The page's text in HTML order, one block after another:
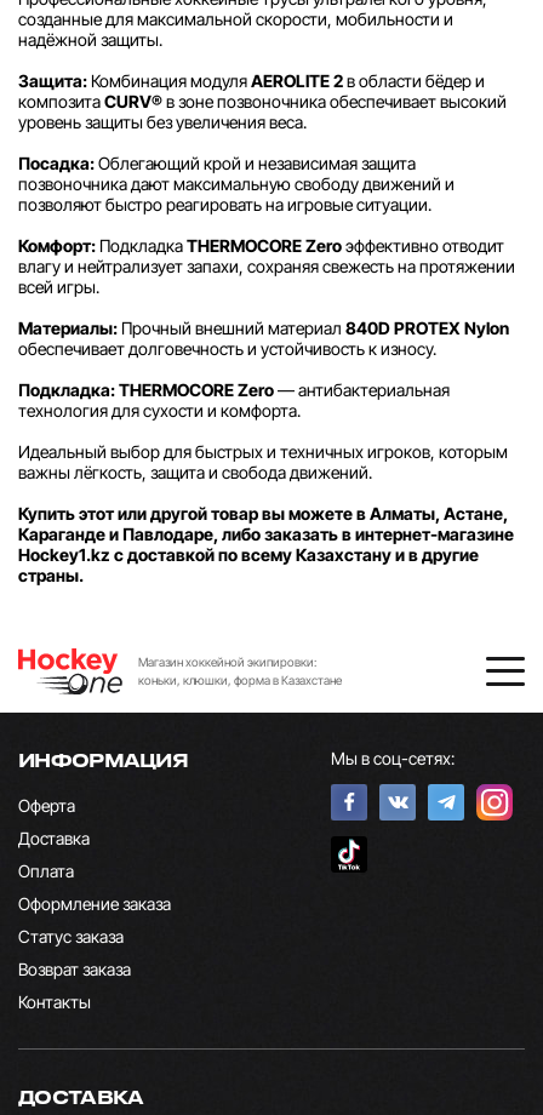
созданные для максимальной скорости, мобильности и
надёжной защиты.
Защита:Комбинация модуляAEROLITE 2в области бёдер и
композитаCURV®в зоне позвоночника обеспечивает высокий
уровень защиты без увеличения веса.
Посадка:Облегающий крой и независимая защита
позвоночника дают максимальную свободу движений и
позволяют быстро реагировать на игровые ситуации.
Комфорт: ПодкладкаTHERMOCORE Zeroэффективно отводит
влагу и нейтрализует запахи, сохраняя свежесть на протяжении
всей игры.
Материалы: Прочный внешний материал 840D PROTEX Nylon
обеспечивает долговечность и устойчивость к износу.
Подкладка:THERMOCORE Zero— антибактериальная
технология для сухости и комфорта.
Идеальный выбор для быстрых и техничных игроков, которым
важны лёгкость, защита и свобода движений.
Купить этот или другой товар вы можете в Алматы, Астане,
Караганде и Павлодаре, либо заказать в интернет-магазине
Hockey1.kz с доставкой по всему Казахстану и в другие
страны.
Магазин хоккейной экипировки:
коньки, клюшки, форма в Казахстане
ИНФОРМАЦИЯ
Оферта
Доставка
Оплата
Оформление заказа
Статус заказа
Возврат заказа
Контакты
Мы в соц-сетях:
ДОСТАВКА